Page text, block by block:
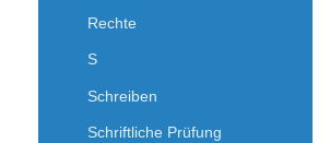
Rechte
S
Schreiben
Schriftliche Prüfung